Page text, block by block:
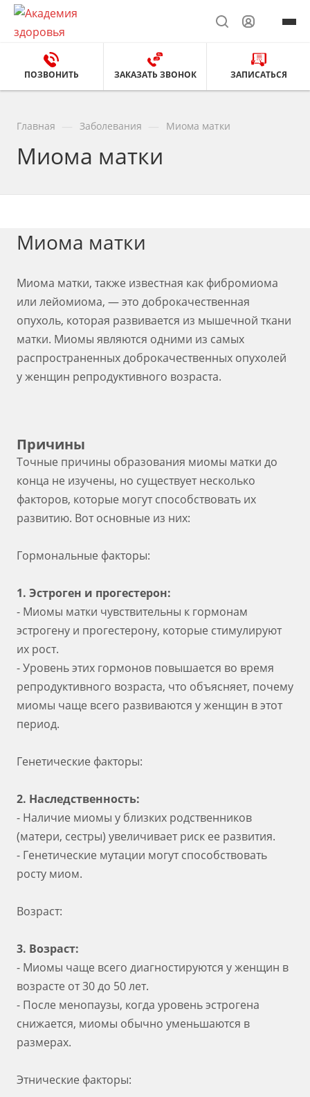
ПОЗВОНИТЬ ЗАКАЗАТЬ ЗВОНОК ЗАПИСАТЬСЯ
Главная Заболевания Миома матки
Миома матки
Миома матки
Миома матки, также известная как фибромиома
или лейомиома, — это доброкачественная
опухоль, которая развивается из мышечной ткани
матки. Миомы являются одними из самых
распространенных доброкачественных опухолей
у женщин репродуктивного возраста.
Причины
Точные причины образования миомы матки до
конца не изучены, но существует несколько
факторов, которые могут способствовать их
развитию. Вот основные из них:
Гормональные факторы:
1. Эстроген и прогестерон:
- Миомы матки чувствительны к гормонам
эстрогену и прогестерону, которые стимулируют
их рост.
- Уровень этих гормонов повышается во время
репродуктивного возраста, что объясняет, почему
миомы чаще всего развиваются у женщин в этот
период.
Генетические факторы:
2. Наследственность:
- Наличие миомы у близких родственников
(матери, сестры) увеличивает риск ее развития.
- Генетические мутации могут способствовать
росту миом.
Возраст:
3. Возраст:
- Миомы чаще всего диагностируются у женщин в
возрасте от 30 до 50 лет.
- После менопаузы, когда уровень эстрогена
снижается, миомы обычно уменьшаются в
размерах.
Этнические факторы: